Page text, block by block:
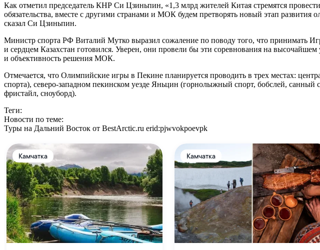
Как отметил председатель КНР Си Цзиньпин, «1,3 млрд жителей Китая стремятся
обязательства, вместе с другими странами и МОК будем претворять новый этап
сказал Си Цзиньпин.
Министр спорта РФ Виталий Мутко выразил сожаление по поводу того, что принимать
и сердцем Казахстан готовился. Уверен, они провели бы эти соревнования на
и объективность решения МОК.
Отмечается, что Олимпийские игры в Пекине планируется проводить в трех местах:
спорта), северо-западном пекинском уезде Яньцин (горнолыжный спорт, бобслей,
фристайл, сноуборд).
Теги:
Новости по теме:
Туры на Дальний Восток от BestArctic.ru erid:pjwvokpoevpk